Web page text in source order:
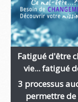
Fatigué d'être
vie... fatigué
3 processus
permettre de